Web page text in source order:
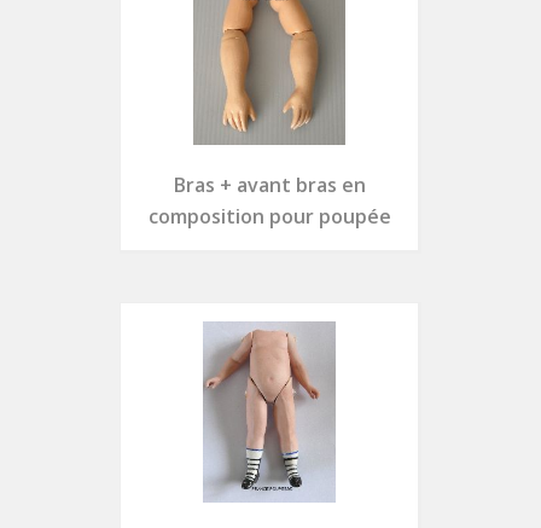
Bras + avant bras en
composition pour poupée